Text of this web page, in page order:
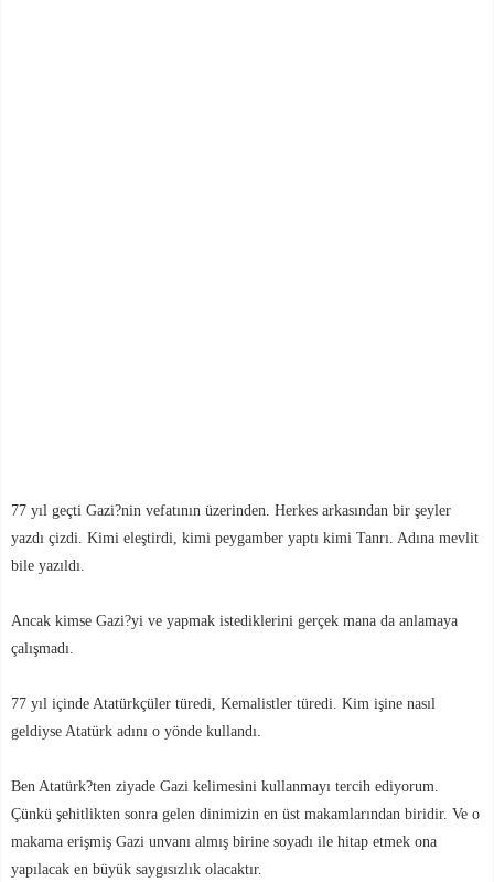
77 yıl geçti Gazi?nin vefatının üzerinden. Herkes arkasından bir şeyler
yazdı çizdi. Kimi eleştirdi, kimi peygamber yaptı kimi Tanrı. Adına mevlit
bile yazıldı.
Ancak kimse Gazi?yi ve yapmak istediklerini gerçek mana da anlamaya
çalışmadı.
77 yıl içinde Atatürkçüler türedi, Kemalistler türedi. Kim işine nasıl
geldiyse Atatürk adını o yönde kullandı.
Ben Atatürk?ten ziyade Gazi kelimesini kullanmayı tercih ediyorum.
Çünkü şehitlikten sonra gelen dinimizin en üst makamlarından biridir. Ve o
makama erişmiş Gazi unvanı almış birine soyadı ile hitap etmek ona
yapılacak en büyük saygısızlık olacaktır.